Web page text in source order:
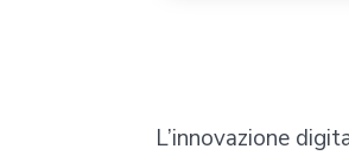
L’innovazione